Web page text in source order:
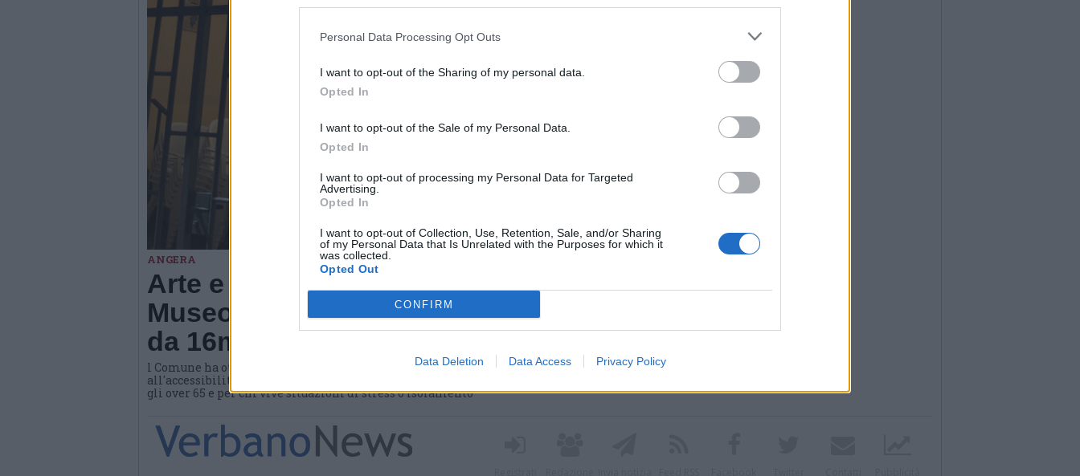
Personal Data Processing Opt Outs
I want to opt-out of the Sharing of my personal data.
Opted In
I want to opt-out of the Sale of my Personal Data.
Opted In
I want to opt-out of processing my Personal Data for Targeted
Advertising.
Opted In
I want to opt-out of Collection, Use, Retention, Sale, and/or Sharing
of my Personal Data that Is Unrelated with the Purposes for which it
was collected.
Opted Out
CONFIRM
Data Deletion Data Access Privacy Policy
ANGERA
Arte e benessere nei nuovi percorsi del
Museo di Angera grazie a un contributo
da 16mila euro
l Comune ha ottenuto un contributo da Regione Lombardia per avviare il progetto dedicato
all'accessibilità e all'invecchiamento attivo. Tre diversi percorsi di cura culturale pensati per
gli over 65 e per chi vive situazioni di stress o isolamento